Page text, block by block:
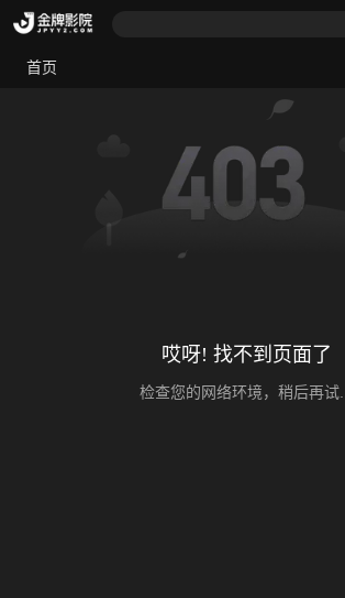
首页
哎呀! 找不到页面了
检查您的网络环境，稍后再试...